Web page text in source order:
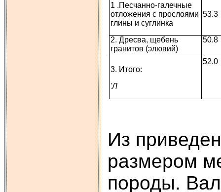
1 .Песчанно-галечные
отложения с прослоями
глины и суглинка
53.3
2. Дресва, щебень
гранитов (элювий)
50.8
3. Итого:
'Л
52.0
Из
размером
породы.